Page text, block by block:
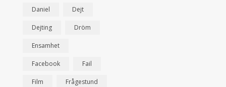
Daniel Dejt
Dejting Dröm
Ensamhet
Facebook Fail
Film Frågestund